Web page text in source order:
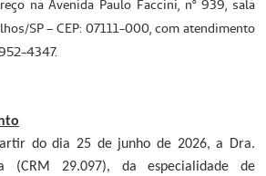
na Avenida Paulo Faccini, nº 939, sala
SP – CEP: 07111-000, com atendimento
4347.
do dia 25 de junho de 2026, a Dra.
(CRM 29.097), da especialidade de